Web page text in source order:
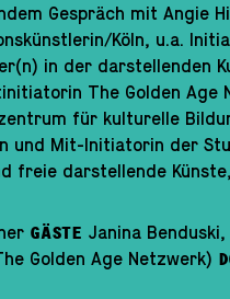
Gespräch mit Angie
Köln, u.a.
in der darstellenden
The Golden Age
für kulturelle
und Mit-Initiatorin der
freie darstellende Künste,
GÄSTE Janina
Golden Age Netzwerk)